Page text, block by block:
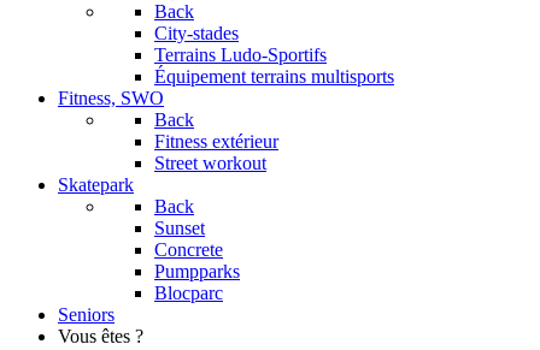
Back
City-stades
Terrains Ludo-Sportifs
Équipement terrains multisports
Fitness, SWO
Back
Fitness extérieur
Street workout
Skatepark
Back
Sunset
Concrete
Pumpparks
Blocparc
Seniors
Vous êtes ?